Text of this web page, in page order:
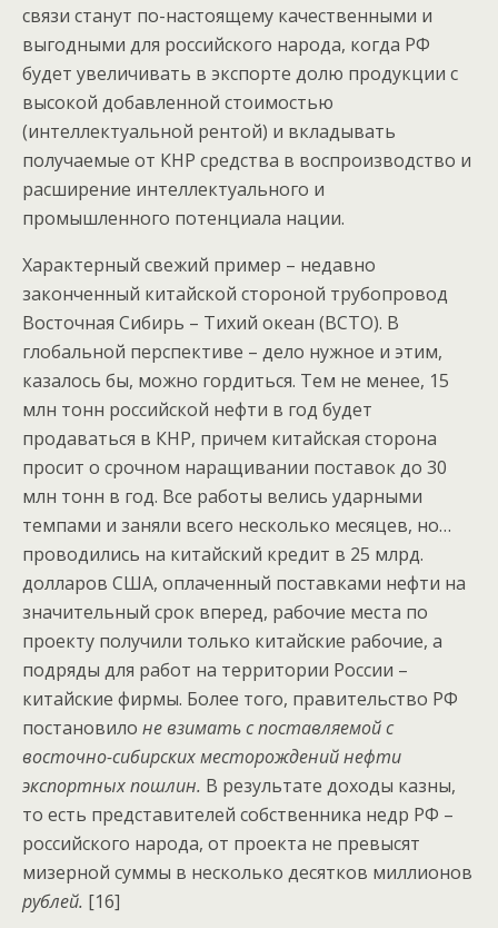
связи станут по-настоящему качественными и
выгодными для российского народа, когда РФ
будет увеличивать в экспорте долю продукции с
высокой добавленной стоимостью
(интеллектуальной рентой) и вкладывать
получаемые от КНР средства в воспроизводство и
расширение интеллектуального и
промышленного потенциала нации.
Характерный свежий пример – недавно
законченный китайской стороной трубопровод
Восточная Сибирь – Тихий океан (ВСТО). В
глобальной перспективе – дело нужное и этим,
казалось бы, можно гордиться. Тем не менее, 15
млн тонн российской нефти в год будет
продаваться в КНР, причем китайская сторона
просит о срочном наращивании поставок до 30
млн тонн в год. Все работы велись ударными
темпами и заняли всего несколько месяцев, но…
проводились на китайский кредит в 25 млрд.
долларов США, оплаченный поставками нефти на
значительный срок вперед, рабочие места по
проекту получили только китайские рабочие, а
подряды для работ на территории России –
китайские фирмы. Более того, правительство РФ
постановило не взимать с поставляемой с
восточно-сибирских месторождений нефти
экспортных пошлин. В результате доходы казны,
то есть представителей собственника недр РФ –
российского народа, от проекта не превысят
мизерной суммы в несколько десятков миллионов
рублей. [16]